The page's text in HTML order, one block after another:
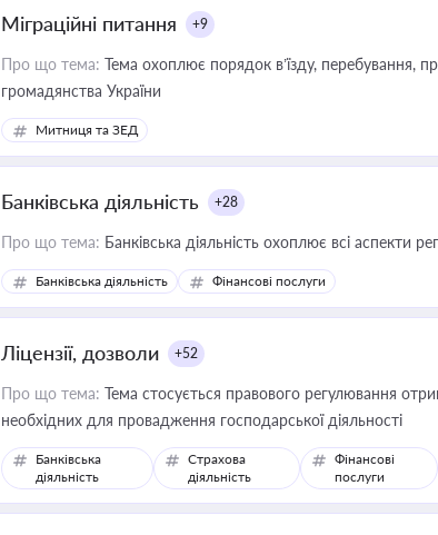
Міграційні питання +9
Про що тема: Тема охоплює порядок в’їзду, перебування,
громадянства України
Митниця та ЗЕД
Банківська діяльність +28
Про що тема: Банківська діяльність охоплює всі аспекти
Банківська діяльність Фінансові послуги
Ліцензії, дозволи +52
Про що тема: Тема стосується правового регулювання
необхідних для провадження господарської діяльності
Банківська
діяльність
Страхова
діяльність
Фінансові
послуги